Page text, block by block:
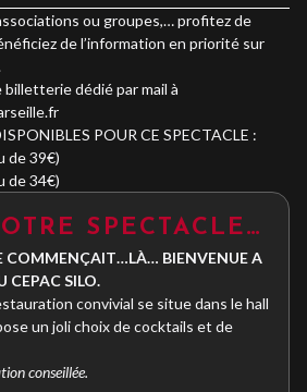
ou groupes,… profitez de
de l’information en priorité sur
dédié par mail à
POUR CE SPECTACLE :
de 39€)
de 34€)
SPECTACLE…
COMMENÇAIT…LÀ… BIENVENUE A
CEPAC SILO.
convivial se situe dans le hall
un joli choix de cocktails et de
conseillée.